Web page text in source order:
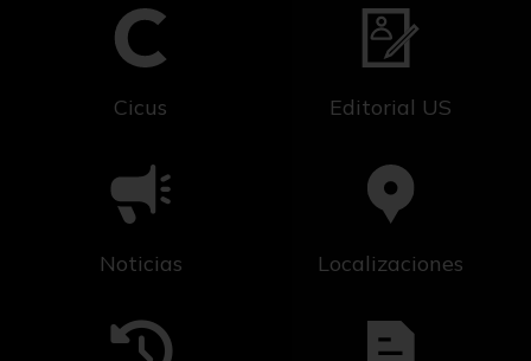
Cicus Editorial US
Noticias Localizaciones